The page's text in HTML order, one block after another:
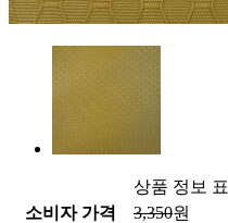
상품 정보 표
소비자 가격
3,350원